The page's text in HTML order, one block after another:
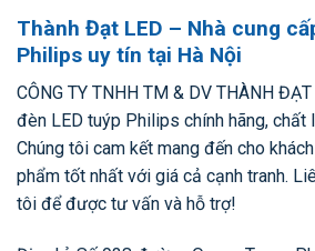
Thành Đạt LED – Nhà cung
Philips uy tín tại Hà Nội
CÔNG TY TNHH TM & DV THÀNH
đèn LED tuýp Philips chính hãng, chất
Chúng tôi cam kết mang đến cho
phẩm tốt nhất với giá cả cạnh tranh.
tôi để được tư vấn và hỗ trợ!